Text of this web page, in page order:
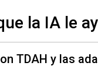
la IA le
TDAH y las